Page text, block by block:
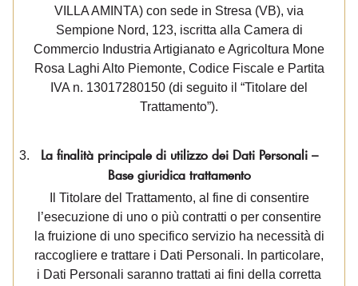
VILLA AMINTA) con sede in Stresa (VB), via
Sempione Nord, 123, iscritta alla Camera di
Commercio Industria Artigianato e Agricoltura Mone
Rosa Laghi Alto Piemonte, Codice Fiscale e Partita
IVA n. 13017280150 (di seguito il “Titolare del
Trattamento”).
La finalità principale di utilizzo dei Dati Personali –
Base giuridica trattamento
Il Titolare del Trattamento, al fine di consentire
l’esecuzione di uno o più contratti o per consentire
la fruizione di uno specifico servizio ha necessità di
raccogliere e trattare i Dati Personali. In particolare,
i Dati Personali saranno trattati ai fini della corretta